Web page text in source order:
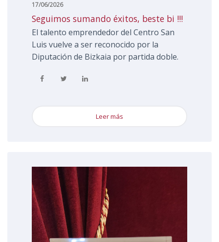
17/06/2026
seguimos sumando éxitos, beste bi !!!
El talento emprendedor del Centro San
Luis vuelve a ser reconocido por la
Diputación de Bizkaia por partida doble.
Leer más